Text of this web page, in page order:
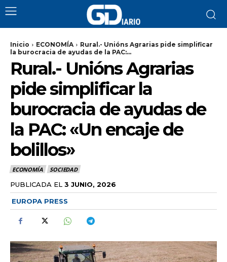
Inicio ECONOMÍA
Rural.- Unións Agrarias pide simplificar
la burocracia de ayudas de la PAC:...
Rural.- Unións Agrarias
pide simplificar la
burocracia de ayudas de
la PAC: «Un encaje de
bolillos»
ECONOMÍA SOCIEDAD
PUBLICADA EL 3 JUNIO, 2026
EUROPA PRESS